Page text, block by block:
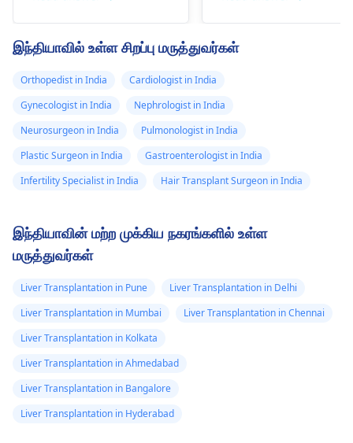
உயிர்வாழ 3-6
மாதங்கள் மட்டுமே
உள்ளது. யாராவது
உயிர் பிழைப்பதற்கான
வாய்ப்புகள் உள்ளதா?
காரணிகளைப் பொறுத்து
உயிர் பிழைப்பதற்கான
வாய்ப்புகள் தங்கியுள்ளன.
சிறந்ததை
ஆலோசிக்கவும்மருத்துவமனைகள்சிகிச்சைக்காக.
மருத்துவமனையில்
இரண்டாவது
பரிந்துரைத்துள்ளார்.
முடிந்தால் அடுத்த
ஆலோசனை /
இந்தியாவில் உள்ள சிறப்பு மருத்துவர்கள்
Orthopedist in India
Cardiologist in India
Gynecologist in India
Nephrologist in India
Neurosurgeon in India
Pulmonologist in India
Plastic Surgeon in India
Gastroenterologist in India
Infertility Specialist in India
Hair Transplant Surgeon in India
இந்தியாவின் மற்ற முக்கிய நகரங்களில் உள்ள
மருத்துவர்கள்
Liver Transplantation in Pune
Liver Transplantation in Delhi
Liver Transplantation in Mumbai
Liver Transplantation in Chennai
Liver Transplantation in Kolkata
Liver Transplantation in Ahmedabad
Liver Transplantation in Bangalore
Liver Transplantation in Hyderabad